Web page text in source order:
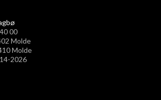
00
Molde
Molde
2026